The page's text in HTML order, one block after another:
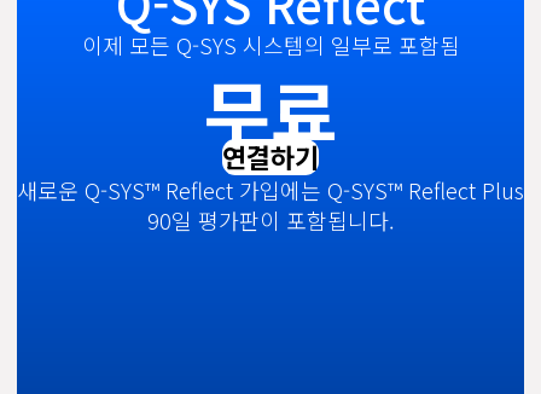
이제 모든 Q-SYS 시스템의 일부로 포함됨
무료
연결하기
새로운 Q-SYS™ Reflect 가입에는 Q-SYS™ Reflect Plus
90일 평가판이 포함됩니다.